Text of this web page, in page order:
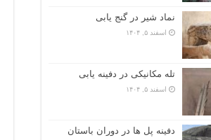
نماد شیر در گنج یابی
اسفند ۵, ۱۴۰۴
تله مکانیکی در دفینه یابی
اسفند ۵, ۱۴۰۴
دفینه پل ها در دوران باستان